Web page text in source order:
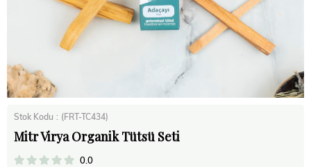
Stok Kodu (FRT-TC434)
Mitr Virya Organik Tütsü Seti
0.0